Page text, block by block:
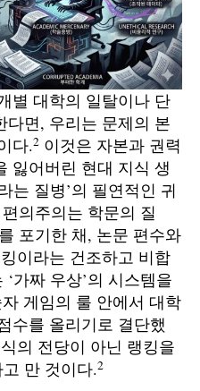
별 대학의 일탈이나 단
다면, 우리는 문제의 본
다.2 이것은 자본과 권력
잃어버린 현대 지식 생
는 질병’의 필연적인 귀
의주의는 학문의 질
포기한 채, 논문 편수와
이라는 건조하고 비합
가짜 우상’의 시스템을
게임의 룰 안에서 대학
수를 올리기로 결단했
의 전당이 아닌 랭킹을
만 것이다.2